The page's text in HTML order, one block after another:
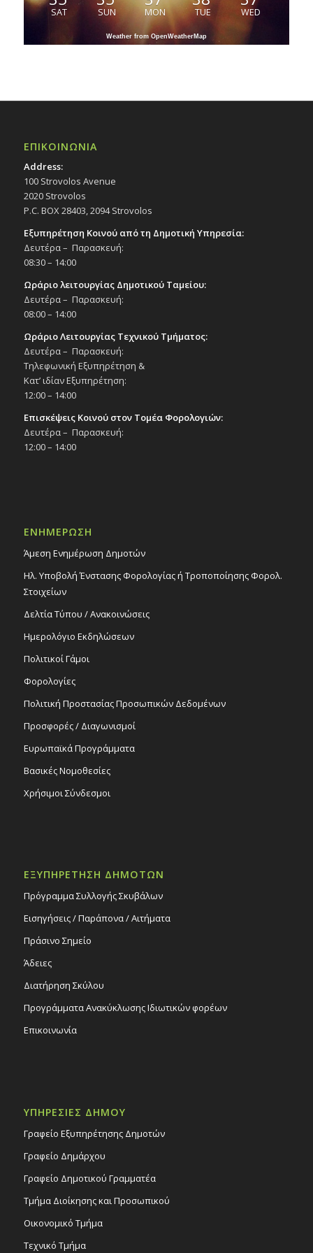
SAT SUN MON TUE WED
Weather from OpenWeatherMap
ΕΠΙΚΟΙΝΩΝΙΑ
Address:
100 Strovolos Avenue
2020 Strovolos
P.C. BOX 28403, 2094 Strovolos
Εξυπηρέτηση Κοινού από τη Δημοτική Υπηρεσία:
Δευτέρα – Παρασκευή:
08:30 – 14:00
Ωράριο λειτουργίας Δημοτικού Ταμείου:
Δευτέρα – Παρασκευή:
08:00 – 14:00
Ωράριο Λειτουργίας Τεχνικού Τμήματος:
Δευτέρα – Παρασκευή:
Τηλεφωνική Εξυπηρέτηση &
Κατ’ ιδίαν Εξυπηρέτηση:
12:00 – 14:00
Επισκέψεις Κοινού στον Τομέα Φορολογιών:
Δευτέρα – Παρασκευή:
12:00 – 14:00
ΕΝΗΜΕΡΩΣΗ
Άμεση Ενημέρωση Δημοτών
Ηλ. Υποβολή Ένστασης Φορολογίας ή Τροποποίησης Φορολ.
Στοιχείων
Δελτία Τύπου / Ανακοινώσεις
Ημερολόγιο Εκδηλώσεων
Πολιτικοί Γάμοι
Φορολογίες
Πολιτική Προστασίας Προσωπικών Δεδομένων
Προσφορές / Διαγωνισμοί
Ευρωπαϊκά Προγράμματα
Βασικές Νομοθεσίες
Χρήσιμοι Σύνδεσμοι
ΕΞΥΠΗΡΕΤΗΣΗ ΔΗΜΟΤΩΝ
Πρόγραμμα Συλλογής Σκυβάλων
Εισηγήσεις / Παράπονα / Αιτήματα
Πράσινο Σημείο
Άδειες
Διατήρηση Σκύλου
Προγράμματα Ανακύκλωσης Ιδιωτικών φορέων
Επικοινωνία
ΥΠΗΡΕΣΙΕΣ ΔΗΜΟΥ
Γραφείο Εξυπηρέτησης Δημοτών
Γραφείο Δημάρχου
Γραφείο Δημοτικού Γραμματέα
Τμήμα Διοίκησης και Προσωπικού
Οικονομικό Τμήμα
Τεχνικό Τμήμα